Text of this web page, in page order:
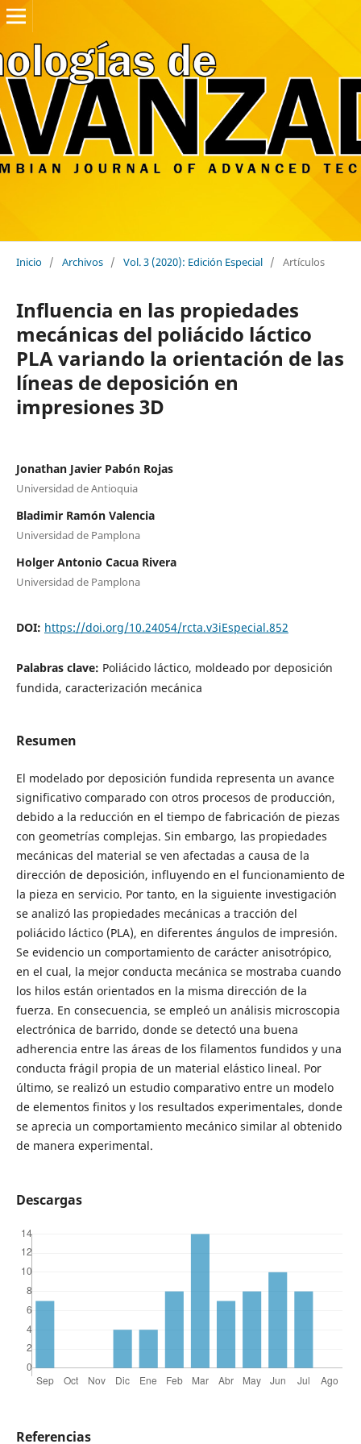
Inicio / Archivos / Vol. 3 (2020): Edición Especial / Artículos
Influencia en las propiedades
mecánicas del poliácido láctico
PLA variando la orientación de las
líneas de deposición en
impresiones 3D
Jonathan Javier Pabón Rojas
Universidad de Antioquia
Bladimir Ramón Valencia
Universidad de Pamplona
Holger Antonio Cacua Rivera
Universidad de Pamplona
DOI: https://doi.org/10.24054/rcta.v3iEspecial.852
Palabras clave: Poliácido láctico, moldeado por deposición
fundida, caracterización mecánica
Resumen
El modelado por deposición fundida representa un avance
significativo comparado con otros procesos de producción,
debido a la reducción en el tiempo de fabricación de piezas
con geometrías complejas. Sin embargo, las propiedades
mecánicas del material se ven afectadas a causa de la
dirección de deposición, influyendo en el funcionamiento de
la pieza en servicio. Por tanto, en la siguiente investigación
se analizó las propiedades mecánicas a tracción del
poliácido láctico (PLA), en diferentes ángulos de impresión.
Se evidencio un comportamiento de carácter anisotrópico,
en el cual, la mejor conducta mecánica se mostraba cuando
los hilos están orientados en la misma dirección de la
fuerza. En consecuencia, se empleó un análisis microscopia
electrónica de barrido, donde se detectó una buena
adherencia entre las áreas de los filamentos fundidos y una
conducta frágil propia de un material elástico lineal. Por
último, se realizó un estudio comparativo entre un modelo
de elementos finitos y los resultados experimentales, donde
se aprecia un comportamiento mecánico similar al obtenido
de manera experimental.
Descargas
Referencias